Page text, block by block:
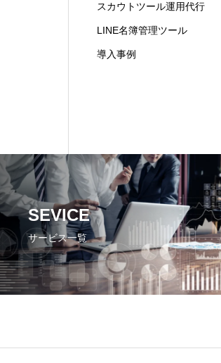
スカウトツール運用代行
LINE名簿管理ツール
導入事例
SEVICE
サービス一覧